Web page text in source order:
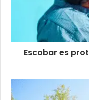
Escobar es